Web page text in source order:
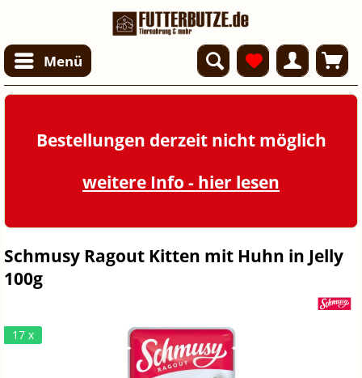
Menü
Bestellungen derzeit nicht möglich
weitere Info - hier lesen
Schmusy Ragout Kitten mit Huhn in Jelly
100g
17 x